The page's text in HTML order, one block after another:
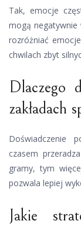
Tak, emocje
mogą negatywnie
rozróżniać
chwilach zbyt
Dlaczego
zakładach
Doświadczenie
czasem
gramy, tym
pozwala lepiej
Jakie